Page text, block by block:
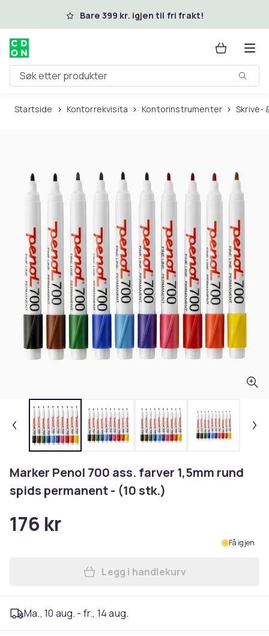
Hopp til hovedinnholdBare 399 kr. igjen til fri frakt!
Søk etter produkter
Startside Kontorrekvisita Kontorinstrumenter
Marker Penol 700 ass. farver 1,5mm rund
spids permanent - (10 stk.)
176 kr
Få igjen
Legg Marker Penol 700
Legg i handlekurv
Ma., 10 aug. - fr., 14 aug.